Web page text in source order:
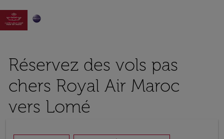

Réservez des vols pas
chers Royal Air Maroc
vers Lomé